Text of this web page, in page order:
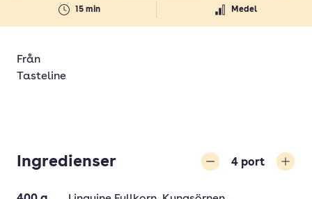
15 min Medel
Från
Tasteline
Ingredienser 4 port